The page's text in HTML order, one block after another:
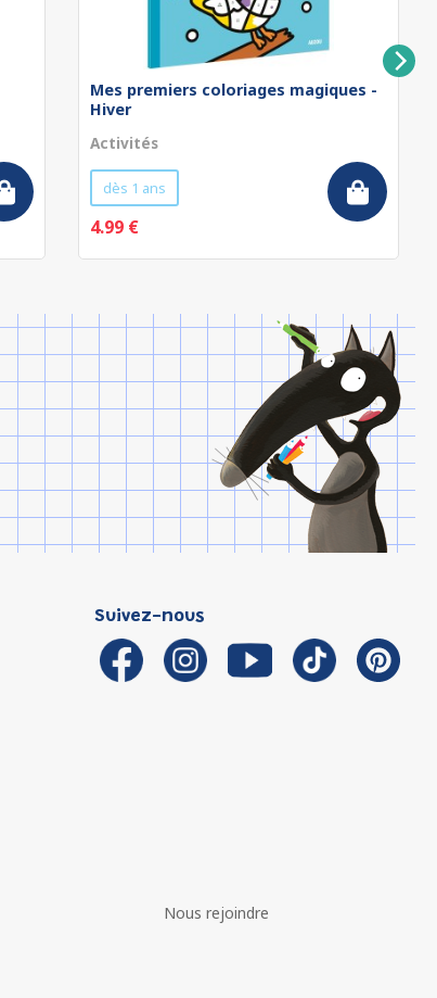
Mes premiers coloriages magiques -
Hiver
Activités
dès 1 ans
4.99 €
Suivez-nous
Nous rejoindre